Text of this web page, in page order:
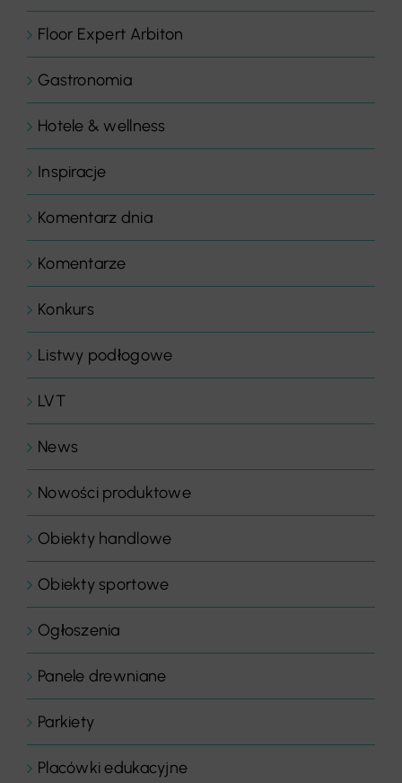
Floor Expert Arbiton
Gastronomia
Hotele & wellness
Inspiracje
Komentarz dnia
Komentarze
Konkurs
Listwy podłogowe
LVT
News
Nowości produktowe
Obiekty handlowe
Obiekty sportowe
Ogłoszenia
Panele drewniane
Parkiety
Placówki edukacyjne